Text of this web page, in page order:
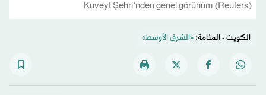
Kuveyt Şehri’nden genel görünüm (Reuters)
الكويت - المنامة:«الشرق الأوسط»